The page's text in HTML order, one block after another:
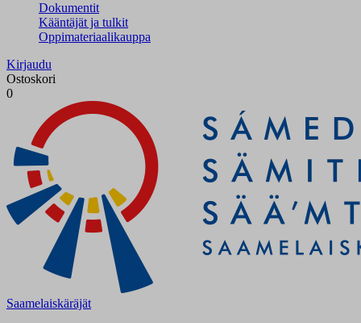
Dokumentit
Kääntäjät ja tulkit
Oppimateriaalikauppa
Kirjaudu
Ostoskori
0
Saamelaiskäräjät